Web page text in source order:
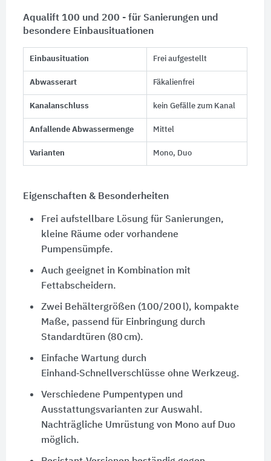
Aqualift 100 und 200 - für Sanierungen und
besondere Einbausituationen
Einbausituation Frei aufgestellt
Abwasserart Fäkalienfrei
Kanalanschluss kein Gefälle zum Kanal
Anfallende Abwassermenge Mittel
Varianten Mono, Duo
Eigenschaften & Besonderheiten
Frei aufstellbare Lösung für Sanierungen,
kleine Räume oder vorhandene
Pumpensümpfe.
Auch geeignet in Kombination mit
Fettabscheidern.
Zwei Behältergrößen (100/200 l), kompakte
Maße, passend für Einbringung durch
Standardtüren (80 cm).
Einfache Wartung durch
Einhand‑Schnellverschlüsse ohne Werkzeug.
Verschiedene Pumpentypen und
Ausstattungsvarianten zur Auswahl.
Nachträgliche Umrüstung von Mono auf Duo
möglich.